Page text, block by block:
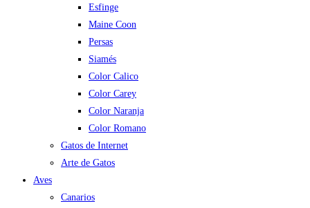
Esfinge
Maine Coon
Persas
Siamés
Color Calico
Color Carey
Color Naranja
Color Romano
Gatos de Internet
Arte de Gatos
Aves
Canarios